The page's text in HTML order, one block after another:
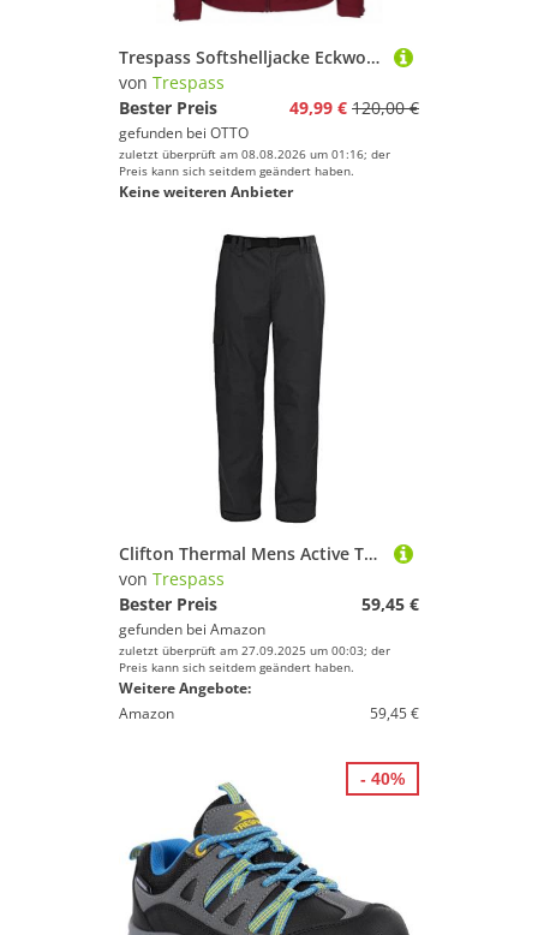
Trespass Softshelljacke Eckwood
von Trespass
Bester Preis
49,99 € 120,00 €
gefunden bei OTTO
zuletzt überprüft am 08.08.2026 um 01:16; der
Preis kann sich seitdem geändert haben.
Keine weiteren Anbieter
Clifton Thermal Mens Active Trousers Black M
von Trespass
Bester Preis
59,45 €
gefunden bei Amazon
zuletzt überprüft am 27.09.2025 um 00:03; der
Preis kann sich seitdem geändert haben.
Weitere Angebote:
Amazon
59,45 €
- 40%